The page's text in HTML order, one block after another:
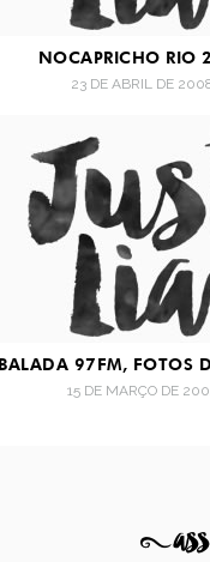
NOCAPRICHO RIO
23 DE ABRIL DE
BALADA 97FM, FOTOS
15 DE MARÇO DE
8